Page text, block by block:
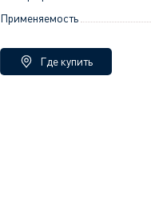
Применяемость
Где купить